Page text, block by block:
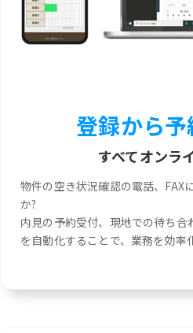
登録から
すべてオンラ
物件の空き状況確認の電話、FAX
か?
内見の予約受付、現地での待ち合
を自動化することで、業務を効率